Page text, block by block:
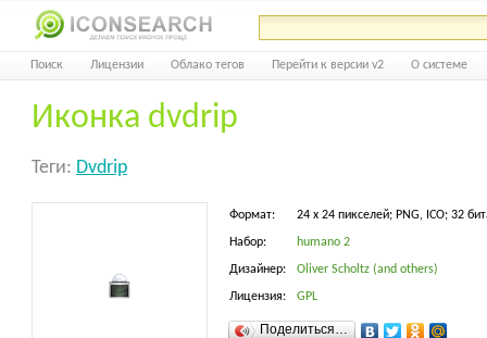
Поиск Лицензии Облако тегов Перейти к версии v2 О системе
Иконка dvdrip
Теги: Dvdrip
Формат: 24 x 24 пикселей; PNG, ICO; 32
Набор: humano 2
Дизайнер: Oliver Scholtz (and others)
Лицензия: GPL
Поделиться…